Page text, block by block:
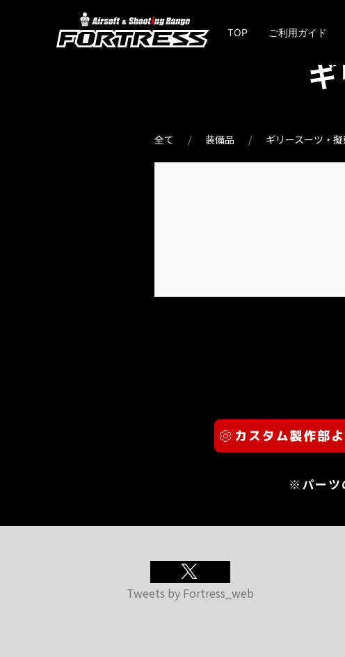
TOP ご利用ガイド
全て 装備品 ギリースーツ・
※パーツ
Tweets by Fortress_web